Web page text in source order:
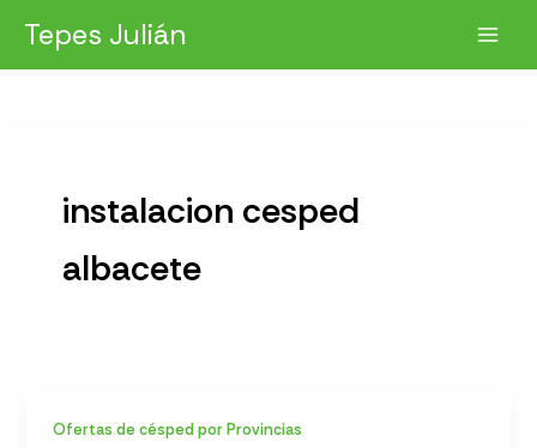
contenido
Tepes Julián
instalacion cesped
albacete
Ofertas de césped por Provincias